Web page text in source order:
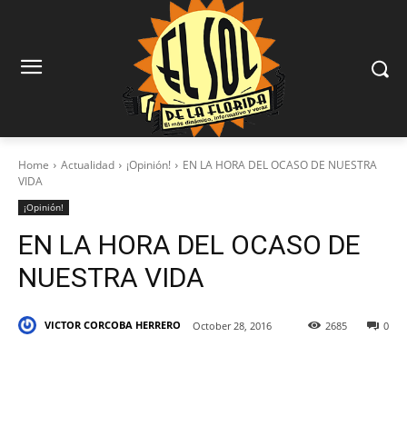
Home Actualidad ¡Opinión!
EN LA HORA DEL OCASO DE NUESTRA
VIDA
¡Opinión!
EN LA HORA DEL OCASO DE
NUESTRA VIDA
VICTOR CORCOBA HERRERO October 28, 2016 0
2685